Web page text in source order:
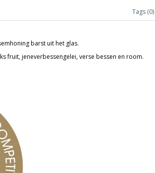
Tags (0)
barst uit het glas.
fruit, jeneverbessengelei, verse bessen en room.